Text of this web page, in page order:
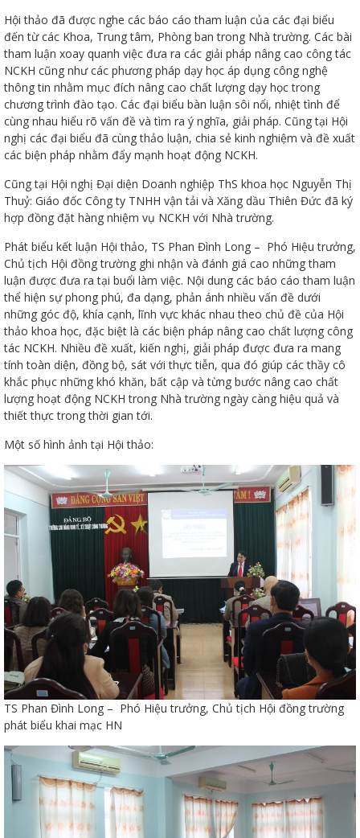
Hội thảo đã được nghe các báo cáo tham luận của các đại biểu
đến từ các Khoa, Trung tâm, Phòng ban trong Nhà trường. Các bài
tham luận xoay quanh việc đưa ra các giải pháp nâng cao công tác
NCKH cũng như các phương pháp dạy học áp dụng công nghệ
thông tin nhằm mục đích nâng cao chất lượng dạy học trong
chương trình đào tạo. Các đại biểu bàn luận sôi nổi, nhiệt tình để
cùng nhau hiểu rõ vấn đề và tìm ra ý nghĩa, giải pháp. Cũng tại Hội
nghị các đại biểu đã cùng thảo luận, chia sẻ kinh nghiệm và đề xuất
các biện pháp nhằm đẩy mạnh hoạt động NCKH.
Cũng tại Hội nghị Đại diện Doanh nghiệp ThS khoa học Nguyễn Thị
Thuỷ: Giáo đốc Công ty TNHH vận tải và Xăng dầu Thiên Đức đã ký
hợp đồng đặt hàng nhiệm vụ NCKH với Nhà trường.
Phát biểu kết luận Hội thảo, TS Phan Đình Long – Phó Hiệu trưởng,
Chủ tịch Hội đồng trường ghi nhận và đánh giá cao những tham
luận được đưa ra tại buổi làm việc. Nội dung các báo cáo tham luận
thể hiện sự phong phú, đa dạng, phản ánh nhiều vấn đề dưới
những góc độ, khía cạnh, lĩnh vực khác nhau theo chủ đề của Hội
thảo khoa học, đặc biệt là các biện pháp nâng cao chất lượng công
tác NCKH. Nhiều đề xuất, kiến nghị, giải pháp được đưa ra mang
tính toàn diện, đồng bộ, sát với thực tiễn, qua đó giúp các thầy cô
khắc phục những khó khăn, bất cập và từng bước nâng cao chất
lượng hoạt động NCKH trong Nhà trường ngày càng hiệu quả và
thiết thực trong thời gian tới.
Một số hình ảnh tại Hội thảo:
TS Phan Đình Long – Phó Hiệu trưởng, Chủ tịch Hội đồng trường
phát biểu khai mạc HN